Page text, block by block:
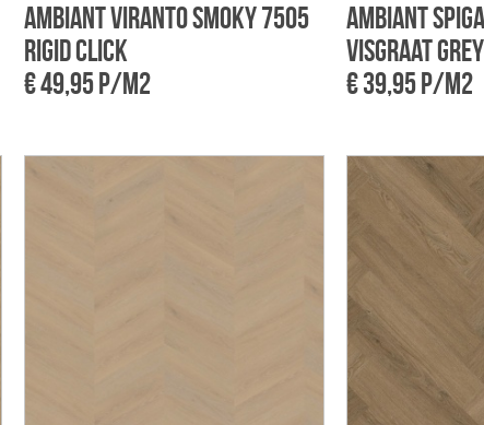
Ambiant Viranto smoky 7505
Rigid click
€ 49,95 p/m2
Ambiant
visgraat
€ 39,95 p/m2